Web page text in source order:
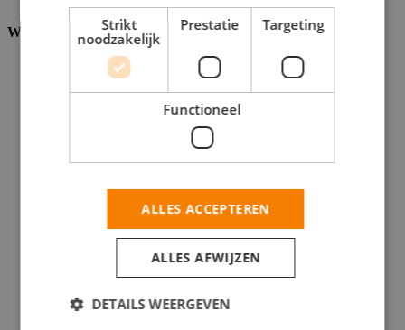
Wat bieden wij jou?
Salaris. Fijn!
Vrijheid voor eigen inbreng en creativiteit om processen en
werkzaamheden te verbeteren;
Een organisatie waar jij je persoonlijk helemaal kunt
ontplooien en doorontwikkelen;
Interne trainingen en opleidingen om verder te groeien;
Strikt
noodzakelijk
Prestatie Targeting
Functioneel
ALLES ACCEPTEREN
ALLES AFWIJZEN
DETAILS WEERGEVEN